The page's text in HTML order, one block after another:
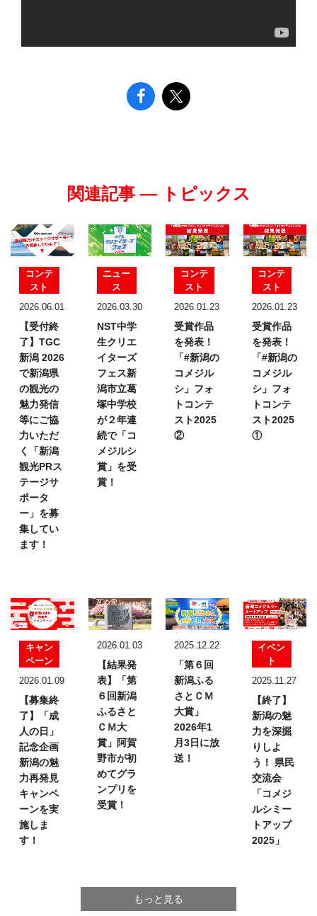
関連記事 — トピックス
コンテ
スト
2026.06.01
【受付終
了】TGC
新潟 2026
で新潟県
の観光の
魅力発信
等にご協
力いただ
く「新潟
観光PRス
テージサ
ポータ
ー」を募
集してい
ます！
ニュー
ス
2026.03.30
NST中学
生クリエ
イターズ
フェス新
潟市立葛
塚中学校
が２年連
続で「コ
メジルシ
賞」を受
賞！
コンテ
スト
2026.01.23
受賞作品
を発表！
「#新潟の
コメジル
シ」フォ
トコンテ
スト2025
②
コンテ
スト
2026.01.23
受賞作品
を発表！
「#新潟の
コメジル
シ」フォ
トコンテ
スト2025
①
キャン
ペーン
2026.01.09
【募集終
了】「成
人の日」
記念企画
新潟の魅
力再発見
キャンペ
ーンを実
施しま
す！
2026.01.03
【結果発
表】
「第
６回新潟
ふるさと
ＣＭ大
賞」 阿賀
野市が初
めてグラ
ンプリを
受賞！
2025.12.22
「第６回
新潟ふる
さとＣＭ
大賞」
2026年1
月3日に放
送！
イベン
ト
2025.11.27
【終了】
新潟の魅
力を深掘
りしよ
う！
県民
交流会
「コメジ
ルシミー
トアップ
2025」
もっと見る